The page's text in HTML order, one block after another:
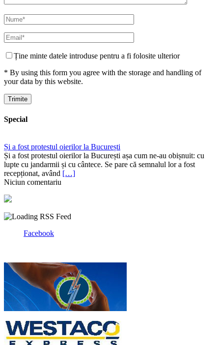
Ține minte datele introduse pentru a fi folosite ulterior
* By using this form you agree with the storage and handling of
your data by this website.
Special
Și a fost protestul oierilor la București
Și a fost protestul oierilor la București așa cum ne-au obișnuit: cu
lupte cu jandarmii și cu cântece. Se pare că semnalul lor a fost
recepționat, având […]
Niciun comentariu
Facebook